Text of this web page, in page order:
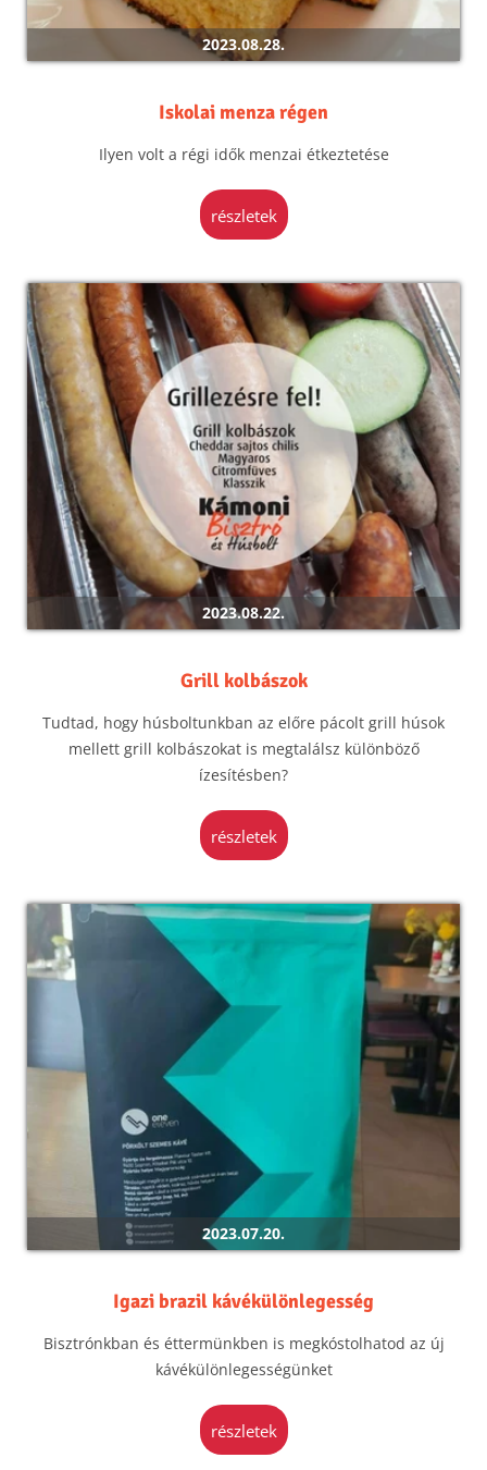
2023.08.28.
Iskolai menza régen
Ilyen volt a régi idők menzai étkeztetése
részletek
2023.08.22.
Grill kolbászok
Tudtad, hogy húsboltunkban az előre pácolt grill húsok
mellett grill kolbászokat is megtalálsz különböző
ízesítésben?
részletek
2023.07.20.
Igazi brazil kávékülönlegesség
Bisztrónkban és éttermünkben is megkóstolhatod az új
kávékülönlegességünket
részletek